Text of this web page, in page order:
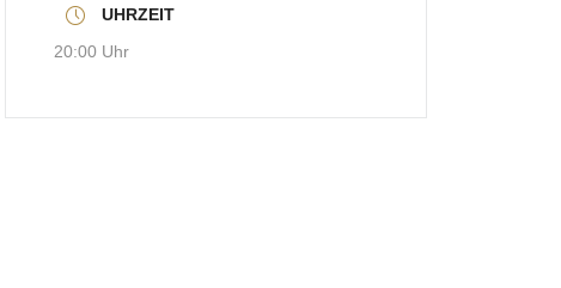
UHRZEIT
20:00 Uhr